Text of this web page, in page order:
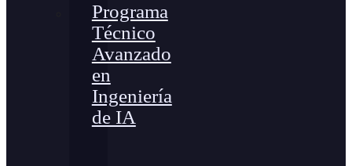
Programa
Técnico
Avanzado
en
Ingeniería
de IA